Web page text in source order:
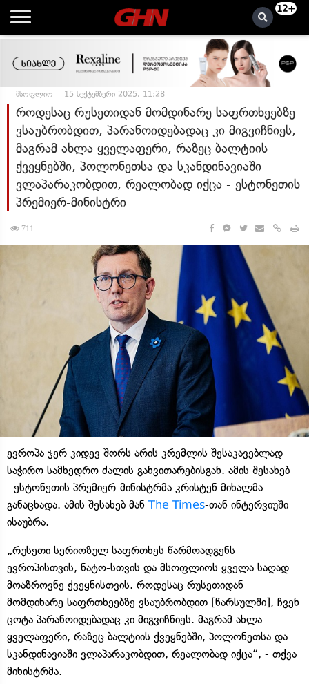
12+
მსოფლიო 15 სექტემბერი 2025, 11:28
როდესაც რუსეთიდან მომდინარე საფრთხეებზე
ვსაუბრობდით, პარანოიდებადაც კი მიგვიჩნიეს,
მაგრამ ახლა ყველაფერი, რაზეც ბალტიის
ქვეყნებში, პოლონეთსა და სკანდინავიაში
ვლაპარაკობდით, რეალობად იქცა - ესტონეთის
პრემიერ-მინისტრი
711
ევროპა ჯერ კიდევ შორს არის კრემლის შესაკავებლად
საჭირო სამხედრო ძალის განვითარებისგან. ამის შესახებ
ესტონეთის პრემიერ-მინისტრმა კრისტენ მიხალმა
განაცხადა. ამის შესახებ მან The Times-თან ინტერვიუში
ისაუბრა.
„რუსეთი სერიოზულ საფრთხეს წარმოადგენს
ევროპისთვის, ნატო-სთვის და მსოფლიოს ყველა საღად
მოაზროვნე ქვეყნისთვის. როდესაც რუსეთიდან
მომდინარე საფრთხეებზე ვსაუბრობდით [წარსულში], ჩვენ
ცოტა პარანოიდებადაც კი მიგვიჩნიეს. მაგრამ ახლა
ყველაფერი, რაზეც ბალტიის ქვეყნებში, პოლონეთსა და
სკანდინავიაში ვლაპარაკობდით, რეალობად იქცა“, - თქვა
მინისტრმა.